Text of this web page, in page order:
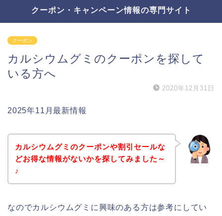
クーポン・キャンペーン情報の専門サイト
クーポン
カルシウムグミのクーポンを探して
いる方へ
2020年12月31日
2025年11月最新情報
カルシウムグミのクーポンや割引セールな
どお得な情報がないかを探してみました～
♪
なのでカルシウムグミに興味のある方は参考にしてい